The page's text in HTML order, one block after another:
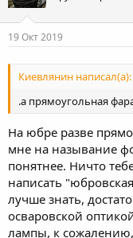
19 Окт 2019
Киевлянин написал(а):
.а прямоугольная
На юбре разве
мне на называние
понятнее. Ничто
написать
лучше знать,
осваровской
лампы, к